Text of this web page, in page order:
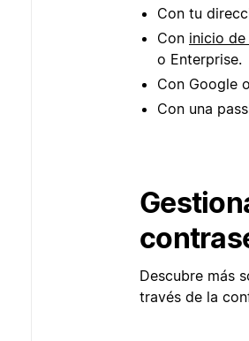
Con tu
Con inicio de
o Enterprise.
Con Google
Con una
Descubre más
través de la